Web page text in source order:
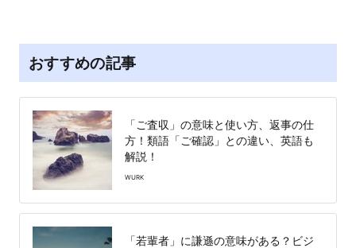
おすすめの記事
「ご査収」の意味と使い方、返事の仕
方！類語「ご確認」との違い、英語も
解説！
WURK
「若輩者」に謙遜の意味がある？ビジ